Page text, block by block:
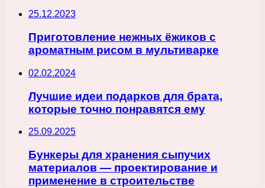
25.12.2023
Приготовление нежных ёжиков с
ароматным рисом в мультиварке
02.02.2024
Лучшие идеи подарков для брата,
которые точно понравятся ему
25.09.2025
Бункеры для хранения сыпучих
материалов — проектирование и
применение в строительстве